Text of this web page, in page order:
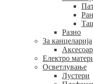
Разно
За канцеларија
Електро
Осветлување
Лустери